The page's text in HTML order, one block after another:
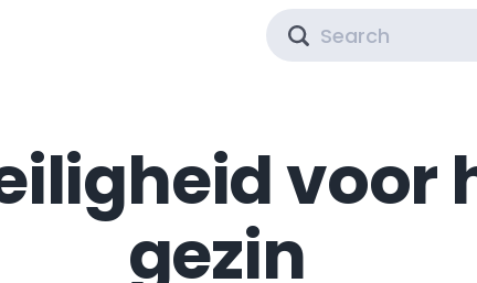
voor
gezin